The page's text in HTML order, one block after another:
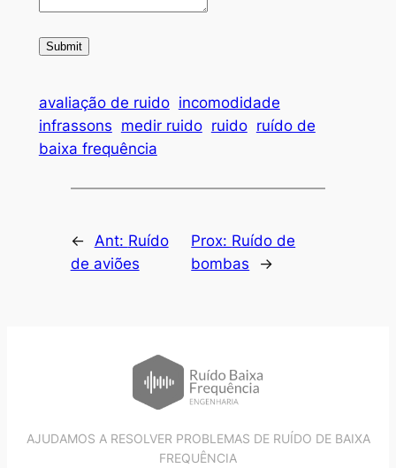
Submit
avaliação de ruido incomodidade
infrassons medir ruido ruido ruído de
baixa frequência
← Ant: Ruído
de aviões
Prox: Ruído de
bombas
→
AJUDAMOS A RESOLVER PROBLEMAS DE RUÍDO DE BAIXA
FREQUÊNCIA